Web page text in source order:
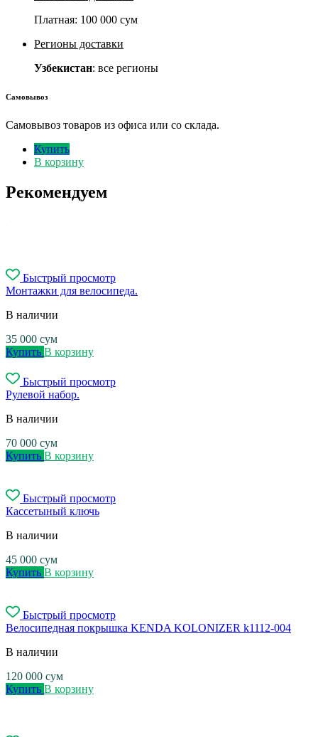
Платная: 100 000 сум
Регионы доставки
Узбекистан: все регионы
Самовывоз
Самовывоз товаров из офиса или со склада.
Купить
В корзину
Рекомендуем
Быстрый просмотр
Монтажки для велосипеда.
В наличии
35 000 сум
Купить В корзину
Быстрый просмотр
Рулевой набор.
В наличии
70 000 сум
Купить В корзину
Быстрый просмотр
Кассетыный ключь
В наличии
45 000 сум
Купить В корзину
Быстрый просмотр
Велосипедная покрышка KENDA KOLONIZER k1112-004
В наличии
120 000 сум
Купить В корзину